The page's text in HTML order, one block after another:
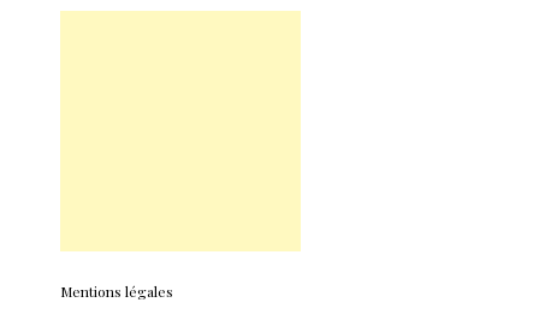
Mentions légales